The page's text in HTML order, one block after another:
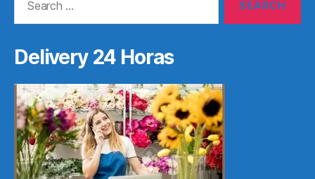
Delivery 24 Horas